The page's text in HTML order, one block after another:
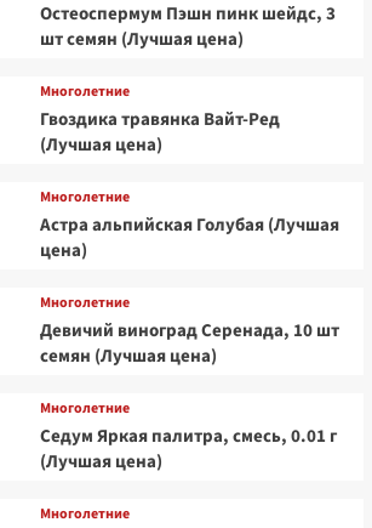
Остеоспермум Пэшн пинк шейдс, 3
шт семян (Лучшая цена)
Многолетние
Гвоздика травянка Вайт-Ред
(Лучшая цена)
Многолетние
Астра альпийская Голубая (Лучшая
цена)
Многолетние
Девичий виноград Серенада, 10 шт
семян (Лучшая цена)
Многолетние
Седум Яркая палитра, смесь, 0.01 г
(Лучшая цена)
Многолетние